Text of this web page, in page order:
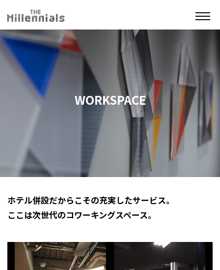
WORKSPACE
ホテル併設だからこその充実したサービス。
ここは次世代のコワーキングスペース。